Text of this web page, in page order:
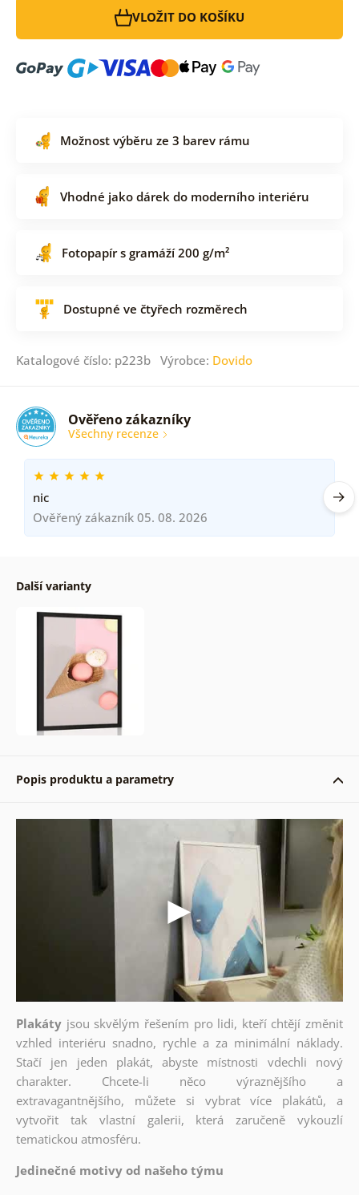
VLOŽIT DO KOŠÍKU
Možnost výběru ze 3 barev rámu
Vhodné jako dárek do moderního interiéru
Fotopapír s gramáží 200 g/m²
Dostupné ve čtyřech rozměrech
Katalogové číslo: p223b Výrobce: Dovido
Ověřeno zákazníky
Všechny recenze
nic
Ověřený zákazník 05. 08. 2026
Další varianty
Popis produktu a parametry
Plakáty jsou skvělým řešením pro lidi, kteří chtějí změnit
vzhled interiéru snadno, rychle a za minimální náklady.
Stačí jen jeden plakát, abyste místnosti vdechli nový
charakter. Chcete-li něco výraznějšího a
extravagantnějšího, můžete si vybrat více plakátů, a
vytvořit tak vlastní galerii, která zaručeně vykouzlí
tematickou atmosféru.
Jedinečné motivy od našeho týmu